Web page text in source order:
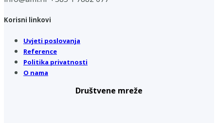
Korisni linkovi
Uvjeti poslovanja
Reference
Politika privatnosti
O nama
Društvene mreže